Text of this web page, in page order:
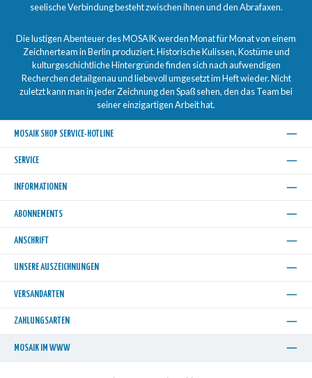
seelische Verbindung besteht zwischen ihnen und den Abrafaxen.
Die lustigen Abenteuer des MOSAIK werden Monat für Monat von einem
Zeichnerteam in Berlin produziert. Historische Kulissen, Kostüme und
kulturgeschichtliche Hintergründe finden sich nach aufwendigen
Recherchen detailgenau und liebevoll umgesetzt im Heft wieder. Nicht
zuletzt kann man in jeder Zeichnung den Spaß sehen, den das Team bei
seiner einzigartigen Arbeit hat.
MOSAIK SHOP SERVICE-HOTLINE
SERVICE
INFORMATIONEN
ABONNEMENTS
ANSCHRIFT
UNSERE AUSZEICHNUNGEN
VERSANDARTEN
ZAHLUNGSARTEN
MOSAIK IM WWW